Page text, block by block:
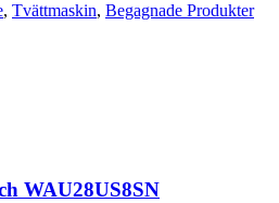
, Tvättmaskin, Begagnade Produkter
WAU28US8SN